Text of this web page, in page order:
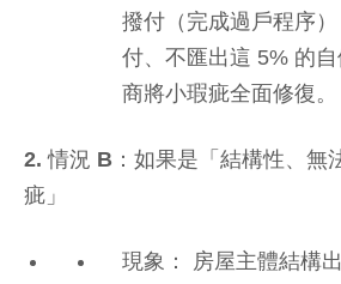
撥付（完成過戶程序
付、不匯出這 5% 的
商將小瑕疵全面修復。
2. 情況 B：如果是「結構性、無
疵」
現象： 房屋主體結構